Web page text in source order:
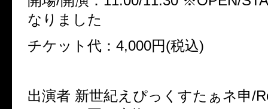
なりました
チケット代： 4,000円(税込)
出演者 新世紀えぴっくすたぁネ申/